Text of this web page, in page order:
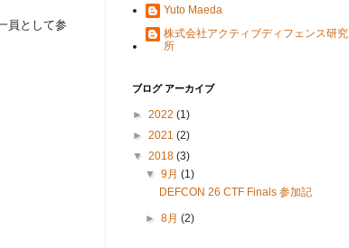
員として参
Yuto Maeda
株式会社アクティブディフェンス研究
所
ブログ アーカイブ
► 2022 (1)
► 2021 (2)
▼ 2018 (3)
▼9月(1)
DEFCON 26 CTF Finals 参加記
►8月(2)